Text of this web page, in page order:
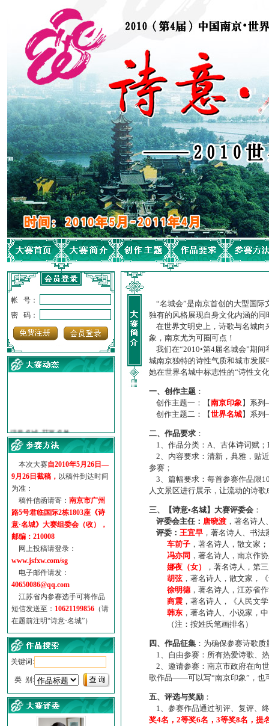
帐 号：
密 码：
·【诗意·名城】地铁展示作...
诗意名城·地铁时间
参赛作品多达5000多首
“诗意·名城”晒诗会
特别通知--致广大诗词爱好...
本次大赛自2010年5月26日—
9月26日截稿， 以稿件到达时间
为准：
稿件信函请寄： 南京市广州
路5号君临国际2栋1803座《诗
意·名城》大赛组委会（收），
邮编：210008
网上投稿请登录：
www.jsfxw.com/sg
电子邮件请发：
40650086@qq.com
江苏省内参赛选手可将作品
短信发送至： 10621199856 （请
在题前注明“诗意·名城”）
关键词:
类 别:
“名城会”是南京首创的大型国际
独有的风格展现自身文化内涵的
在世界文明史上，诗歌与名城向
象，南京尤为可圈可点！
我们在“2010•第4届名城会”期
城南京独特的诗性气质和城市发
她在世界名城中标志性的“诗性文
一、创作主题 ：
创作主题一：【南京印象】系
创作主题二：【世界名城】系
二、作品要求 ：
1、作品分类：A、古体诗词赋；
2、内容要求：清新，典雅，贴
参赛；
3、篇幅要求：每首参赛作品限
人文景区进行展示，让流动的诗
三、【诗意•名城】大赛评委会 ：
评委会主任： 唐晓渡 ，著名诗
评委： 王宜早 ，著名诗人、书
车前子 ，著名诗人，散文家；
冯亦同 ，著名诗人，南京作
娜夜（女）
，著名诗人，第
胡弦，著名诗人，散文家，
徐明德，著名诗人，江苏省
商震 ，著名诗人，《人民文
韩东 ，著名诗人、小说家，
（注：按姓氏笔画排名）
四、作品征集 ：为确保参赛诗歌
1、自由参赛：所有热爱诗歌、
2、邀请参赛：南京市政府在向
歌作品——可以写“南京印象”，也
五、评选与奖励 ：
1、参赛作品通过初评、复评、
奖4名，2等奖6名，3等奖8名，提